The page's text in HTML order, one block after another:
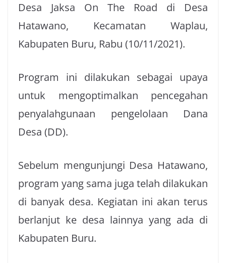
Desa Jaksa On The Road di Desa
Hatawano, Kecamatan Waplau,
Kabupaten Buru, Rabu (10/11/2021).
Program ini dilakukan sebagai upaya
untuk mengoptimalkan pencegahan
penyalahgunaan pengelolaan Dana
Desa (DD).
Sebelum mengunjungi Desa Hatawano,
program yang sama juga telah dilakukan
di banyak desa. Kegiatan ini akan terus
berlanjut ke desa lainnya yang ada di
Kabupaten Buru.